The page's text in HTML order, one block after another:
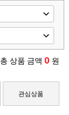
총 상품 금액 0 원
관심상품